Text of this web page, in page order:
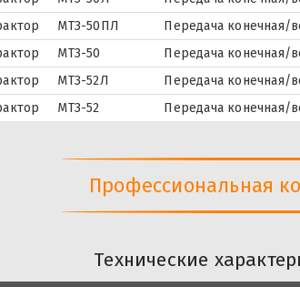
МТЗ-50ПЛ
Передача конечная/
МТЗ-50
Передача конечная/
МТЗ-52Л
Передача конечная/
МТЗ-52 Передача конечная/
Профессиональная
Технические